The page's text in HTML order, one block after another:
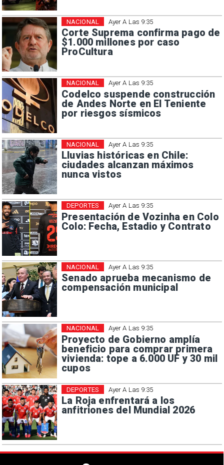
Ayer A Las 9:35
Corte Suprema confirma pago de
$1.000 millones por caso
ProCultura
NACIONAL
Ayer A Las 9:35
Codelco suspende construcción
de Andes Norte en El Teniente
por riesgos sísmicos
NACIONAL
Ayer A Las 9:35
Lluvias históricas en Chile:
ciudades alcanzan máximos
nunca vistos
NACIONAL
Ayer A Las 9:35
Presentación de Vozinha en Colo
Colo: Fecha, Estadio y Contrato
DEPORTES
Ayer A Las 9:35
Senado aprueba mecanismo de
compensación municipal
NACIONAL
Ayer A Las 9:35
Proyecto de Gobierno amplía
beneficio para comprar primera
vivienda: tope a 6.000 UF y 30 mil
cupos
NACIONAL
Ayer A Las 9:35
La Roja enfrentará a los
anfitriones del Mundial 2026
DEPORTES